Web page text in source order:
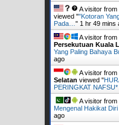
A visitor from
viewed ""Kotoran
Pada… " 1 hr 49 mins
A visitor from
Persekutuan Kuala
Yang Paling Bahaya
ago
A visitor from
Selatan viewed "
PERINGKAT NAFSU*
A visitor from
Mengenal Hakikat
ago